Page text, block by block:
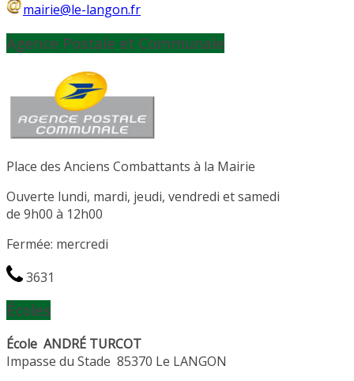
mairie@le-langon.fr
Agence Postale et Communale
Place des Anciens Combattants à la Mairie
Ouverte lundi, mardi, jeudi, vendredi et samedi
de 9h00 à 12h00
Fermée: mercredi
3631
Écoles
École ANDRÉ TURCOT
Impasse du Stade 85370 Le LANGON